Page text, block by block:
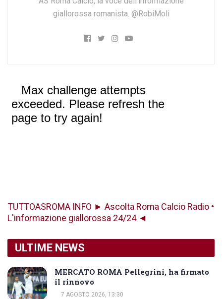
giallorossa romanista. @RobiMoli
TUTTOASROMA INFO ► Ascolta Roma Calcio Radio •
L'informazione giallorossa 24/24 ◄
ULTIME NEWS
MERCATO ROMA Pellegrini, ha firmato
il rinnovo
7 AGOSTO 2026, 13:30